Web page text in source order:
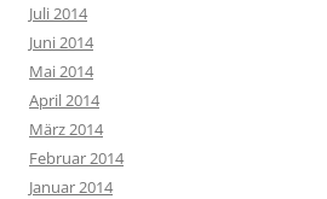
Juli 2014
Juni 2014
Mai 2014
April 2014
März 2014
Februar 2014
Januar 2014